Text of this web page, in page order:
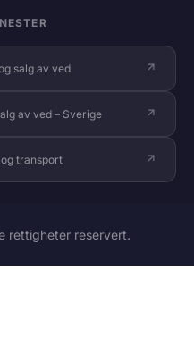
salg av ved
av ved – Sverige
transport
rettigheter reservert.